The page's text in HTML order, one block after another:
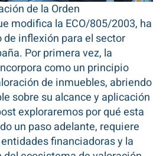
de la Orden
modifica la ECO/805/2003, ha
inflexión para el sector
Por primera vez, la
como un principio
de inmuebles, abriendo
sobre su alcance y aplicación
exploraremos por qué esta
un paso adelante, requiere
financiadoras y la